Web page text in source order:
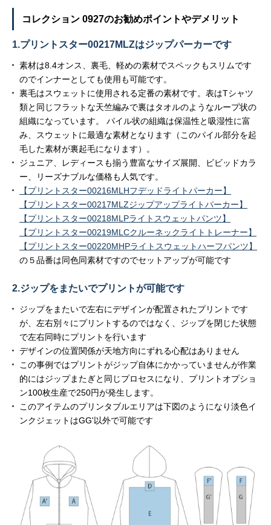
コレクション 0927のお勧めポイントやデメリット
1.プリントスター00217MLZはジップパーカーです
素材は8.4オンス、裏毛、軽めの素材でスペックもスリムです
のでインナーとしても使用も可能です。
裏毛はスウェットに使用される定番の素材です。表はTシャツ
類と同じフラットな天竺編みで裏はタオルのようなループ状の
組織になっています。 パイル状の組織は保温性と吸湿性に富
み、スウェットに最適な素材となります（このパイル部分を起
毛した素材が裏起毛になります）。
ジュニア、レディースも揃う豊富なサイズ展開、ビビッドカラ
ー、リーズナブルな価格も人気です。
【プリントスター00216MLHフデッドライトパーカー】
【プリントスター00217MLZジップアップライトパーカー】
【プリントスター00218MLPライトスウェットパンツ】
【プリントスター00219MLCクルーネックライトトレーナー】
【プリントスター00220MHPライトスウェットハーフパンツ】
の５品番は同色同素材ですのでセットアップが可能です
2.ジップをまたいでプリントが可能です
ジップをまたいで左右にデザインが配置されたプリントです
が、左右別々にプリントするのではなく、ジップを閉じた状態
で左右同時にプリントを行います
デザインの位置関係が天地方向にずれる心配はありません
この事例ではプリントがジップ自体にかかっていませんが作業
的にはジップまたぎと同じプロセスになり、プリントオプショ
ン100枚生産で250円が発生します。
このアイテムのプリンタブルエリアは下図のようになり淡色イ
ンクジェットはGG'以外で可能です